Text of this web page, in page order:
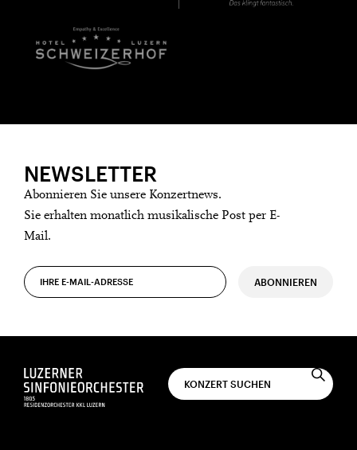
NEWSLETTER
Abonnieren Sie unsere Konzertnews.
Sie erhalten monatlich musikalische Post per E-
Mail.
ABONNIEREN